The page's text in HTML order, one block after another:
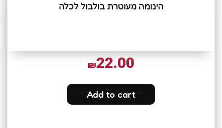
הינומה מעוטרת בולבול לכלה
₪22.00
Add to cart